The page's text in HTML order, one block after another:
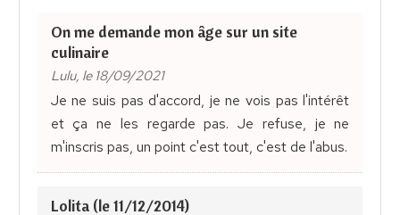
On me demande mon âge sur un site
culinaire
Lulu, le 18/09/2021
Je ne suis pas d'accord, je ne vois pas l'intérêt
et ça ne les regarde pas. Je refuse, je ne
m'inscris pas, un point c'est tout, c'est de l'abus.
Lolita (le 11/12/2014)